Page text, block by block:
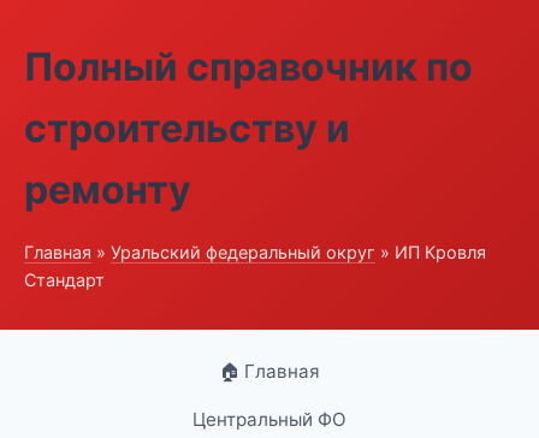
Полный справочник по
строительству и
ремонту
Главная » Уральский федеральный округ » ИП Кровля
Стандарт
🏠 Главная
Центральный ФО